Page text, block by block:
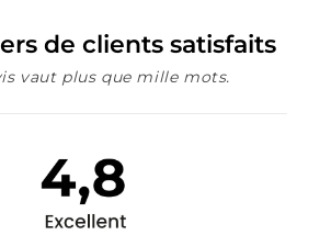
de clients satisfaits
vaut plus que mille mots.